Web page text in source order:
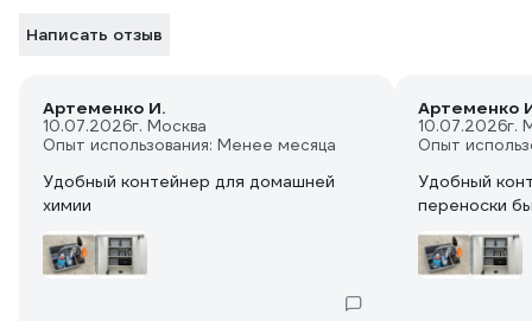
Написать отзыв
Артеменко И.
10.07.2026г. Москва
Опыт использования: Менее месяца
Удобный контейнер для домашней
химии
Артеменко
10.07.2026г.
Опыт
Удобный
переноски